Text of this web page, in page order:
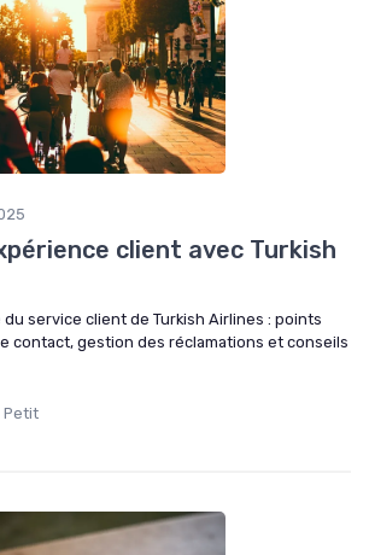
client avec Turkish
service client de Turkish Airlines : points
contact, gestion des réclamations et conseils
Petit